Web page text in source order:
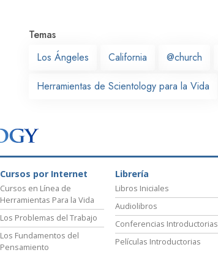
Temas
Los Ángeles
California @church
Herramientas de Scientology para la Vida
Cursos por Internet
Cursos en Línea de
Herramientas Para la Vida
Los Problemas del Trabajo
Los Fundamentos del
Pensamiento
Librería
Libros Iniciales
Audiolibros
Conferencias Introductorias
Películas Introductorias